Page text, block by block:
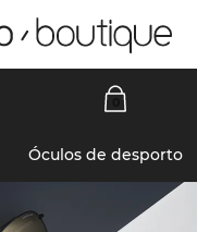
Óculos de desporto